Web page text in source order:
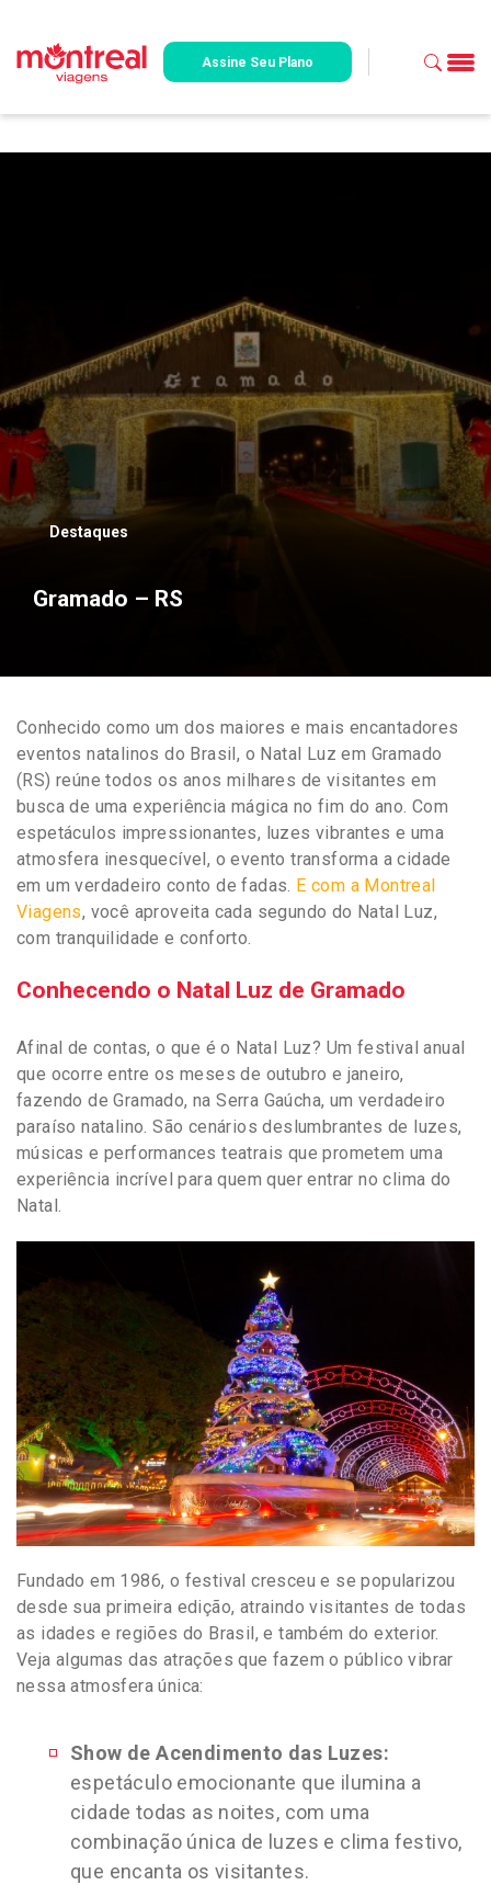
Assine Seu Plano
Destaques
Gramado – RS
Conhecido como um dos maiores e mais encantadores
eventos natalinos do Brasil, o Natal Luz em Gramado
(RS) reúne todos os anos milhares de visitantes em
busca de uma experiência mágica no fim do ano. Com
espetáculos impressionantes, luzes vibrantes e uma
atmosfera inesquecível, o evento transforma a cidade
em um verdadeiro conto de fadas. E com a Montreal
Viagens, você aproveita cada segundo do Natal Luz,
com tranquilidade e conforto.
Conhecendo o Natal Luz de Gramado
Afinal de contas, o que é o Natal Luz? Um festival anual
que ocorre entre os meses de outubro e janeiro,
fazendo de Gramado, na Serra Gaúcha, um verdadeiro
paraíso natalino. São cenários deslumbrantes de luzes,
músicas e performances teatrais que prometem uma
experiência incrível para quem quer entrar no clima do
Natal.
Fundado em 1986, o festival cresceu e se popularizou
desde sua primeira edição, atraindo visitantes de todas
as idades e regiões do Brasil, e também do exterior.
Veja algumas das atrações que fazem o público vibrar
nessa atmosfera única:
Show de Acendimento das Luzes:
espetáculo emocionante que ilumina a
cidade todas as noites, com uma
combinação única de luzes e clima festivo,
que encanta os visitantes.